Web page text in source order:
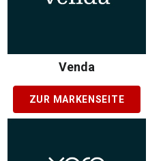
Venda
ZUR MARKENSEITE